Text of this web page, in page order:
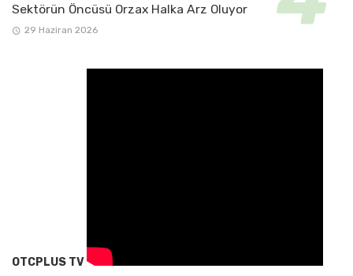
Sektörün Öncüsü Orzax Halka Arz Oluyor
29 Haziran 2026
OTCPLUS TV